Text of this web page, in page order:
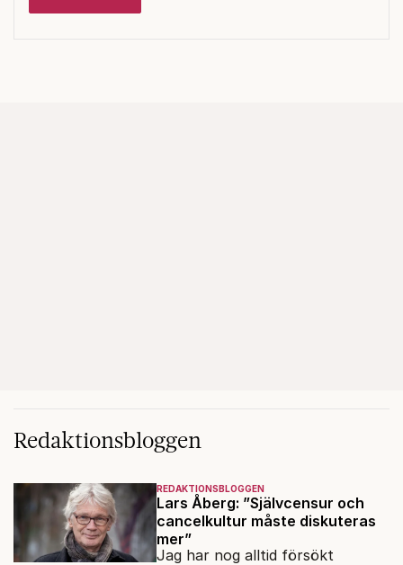
Redaktionsbloggen
REDAKTIONSBLOGGEN
Lars Åberg: ”Självcensur och
cancelkultur måste diskuteras
mer”
Jag har nog alltid försökt